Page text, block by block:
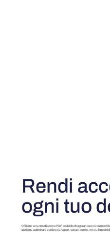
Rendi
ogni tuo
Offriamo una rimediazione PDF scalabile che garantisce documenti
aiutiamo a eliminare barriere da report, estratti conto, moduli e